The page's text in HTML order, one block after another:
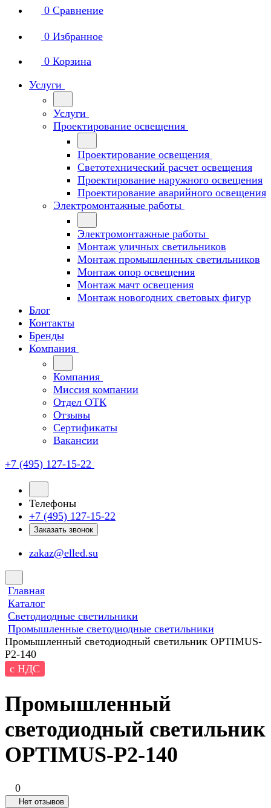
0 Сравнение
0 Избранное
0 Корзина
Услуги
Услуги
Проектирование освещения
Проектирование освещения
Светотехнический расчет освещения
Проектирование наружного освещения
Проектирование аварийного освещения
Электромонтажные работы
Электромонтажные работы
Монтаж уличных светильников
Монтаж промышленных светильников
Монтаж опор освещения
Монтаж мачт освещения
Монтаж новогодних световых фигур
Блог
Контакты
Бренды
Компания
Компания
Миссия компании
Отдел ОТК
Отзывы
Сертификаты
Вакансии
+7 (495) 127-15-22
Телефоны
+7 (495) 127-15-22
Заказать звонок
zakaz@elled.su
Главная
Каталог
Светодиодные светильники
Промышленные светодиодные светильники
Промышленный светодиодный светильник OPTIMUS-
P2-140
с НДС
Промышленный
светодиодный светильник
OPTIMUS-P2-140
0
Нет отзывов